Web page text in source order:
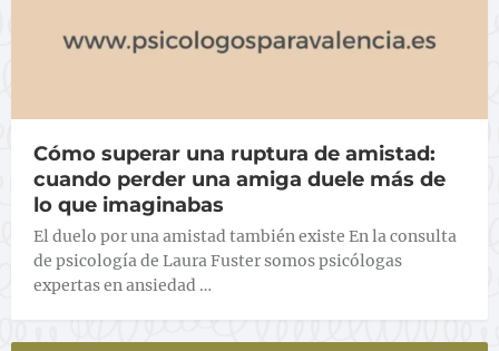
Cómo superar una ruptura de amistad:
cuando perder una amiga duele más de
lo que imaginabas
El duelo por una amistad también existe En la consulta
de psicología de Laura Fuster somos psicólogas
expertas en ansiedad …